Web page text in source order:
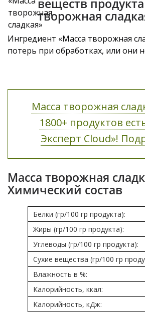
веществ
творожная
Ингредиент «Масса творожная
потерь при обработках, или они
Масса творожная
1800+ продуктов
Эксперт Cloud»!
Масса творожная
Химический состав
Белки (гр/100 гр продукта):
Жиры (гр/100 гр продукта):
Углеводы (гр/100 гр продукта):
Сухие вещества (гр/100 гр
Влажность в %:
Калорийность, ккал:
Калорийность, кДж: